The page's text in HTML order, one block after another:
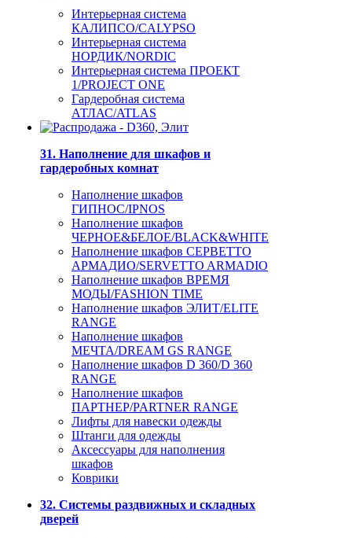
Интерьерная система
КАЛИПСО/CALYPSO
Интерьерная система
НОРДИК/NORDIC
Интерьерная система ПРОЕКТ
1/PROJECT ONE
Гардеробная система
АТЛАС/ATLAS
31. Наполнение для шкафов и
гардеробных комнат
Наполнение шкафов
ГИПНОС/IPNOS
Наполнение шкафов
ЧЕРНОЕ&БЕЛОЕ/BLACK&WHITE
Наполнение шкафов СЕРВЕТТО
АРМАДИО/SERVETTO ARMADIO
Наполнение шкафов ВРЕМЯ
МОДЫ/FASHION TIME
Наполнение шкафов ЭЛИТ/ELITE
RANGE
Наполнение шкафов
МЕЧТА/DREAM GS RANGE
Наполнение шкафов D 360/D 360
RANGE
Наполнение шкафов
ПАРТНЕР/PARTNER RANGE
Лифты для навески одежды
Штанги для одежды
Аксессуары для наполнения
шкафов
Коврики
32. Системы раздвижных и складных
дверей